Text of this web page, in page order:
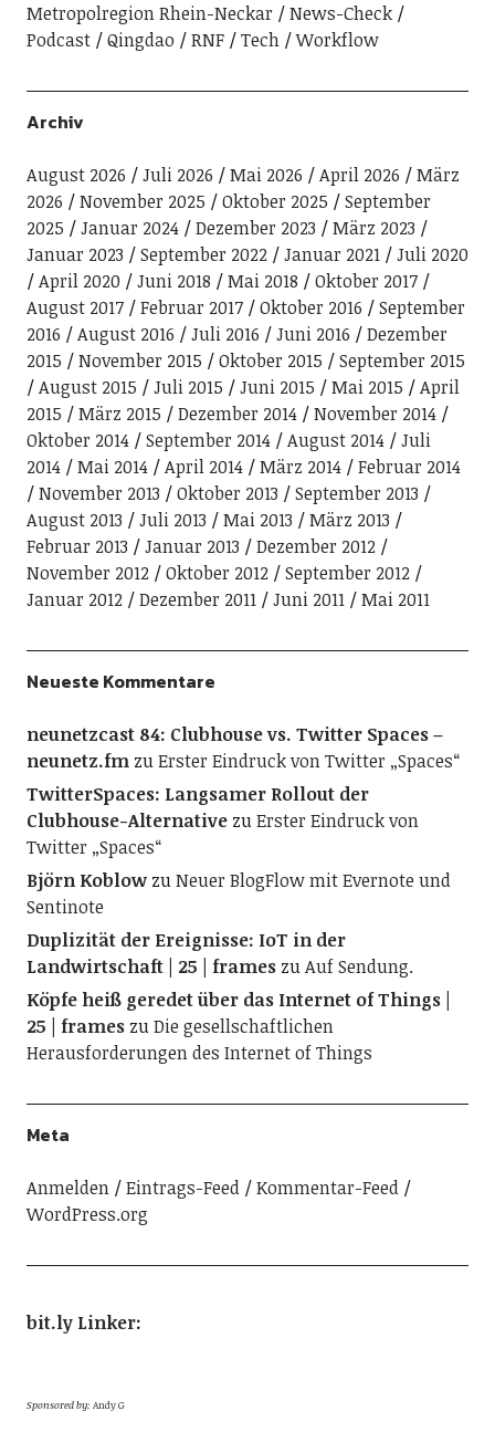
Metropolregion Rhein-Neckar
News-Check
Podcast
Qingdao RNF Tech Workflow
Archiv
August 2026 Juli 2026 Mai 2026 April 2026
März
2026
November 2025 Oktober 2025
September
2025
Januar 2024 Dezember 2023
März 2023
Januar 2023
September 2022 Januar 2021
Juli 2020
April 2020
Juni 2018 Mai 2018
Oktober 2017
August 2017
Februar 2017 Oktober 2016
September
2016
August 2016 Juli 2016 Juni 2016
Dezember
2015
November 2015 Oktober 2015
September 2015
August 2015
Juli 2015 Juni 2015 Mai 2015
April
2015
März 2015 Dezember 2014
November 2014
Oktober 2014
September 2014 August 2014
Juli
2014
Mai 2014 April 2014 März 2014
Februar 2014
November 2013
Oktober 2013
September 2013
August 2013
Juli 2013 Mai 2013
März 2013
Februar 2013
Januar 2013
Dezember 2012
November 2012
Oktober 2012
September 2012
Januar 2012
Dezember 2011 Juni 2011 Mai 2011
Neueste Kommentare
neunetzcast 84: Clubhouse vs. Twitter Spaces –
neunetz.fmzuErster Eindruck von Twitter „Spaces“
TwitterSpaces: Langsamer Rollout der
Clubhouse-AlternativezuErster Eindruck von
Twitter „Spaces“
Björn KoblowzuNeuer BlogFlow mit Evernote und
Sentinote
Duplizität der Ereignisse: IoT in der
Landwirtschaft | 25 | frameszuAuf Sendung.
Köpfe heiß geredet über das Internet of Things |
25 | frameszuDie gesellschaftlichen
Herausforderungen des Internet of Things
Meta
Anmelden Eintrags-Feed
Kommentar-Feed
WordPress.org
bit.ly Linker:
Sponsored by: Andy G